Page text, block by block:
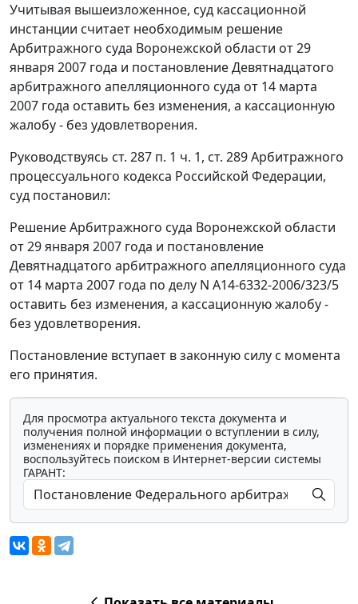
Учитывая вышеизложенное, суд кассационной
инстанции считает необходимым решение
Арбитражного суда Воронежской области от 29
января 2007 года и постановление Девятнадцатого
арбитражного апелляционного суда от 14 марта
2007 года оставить без изменения, а кассационную
жалобу - без удовлетворения.
Руководствуясь ст. 287 п. 1 ч. 1, ст. 289Арбитражного
процессуального кодекса Российской Федерации,
суд постановил:
Решение Арбитражного суда Воронежской области
от 29 января 2007 года и постановление
Девятнадцатого арбитражного апелляционного суда
от 14 марта 2007 года по делу N А14-6332-2006/323/5
оставить без изменения, а кассационную жалобу -
без удовлетворения.
Постановление вступает в законную силу с момента
его принятия.
Для просмотра актуального текста документа и
получения полной информации о вступлении в силу,
изменениях и порядке применения документа,
воспользуйтесь поиском в Интернет-версии системы
ГАРАНТ: